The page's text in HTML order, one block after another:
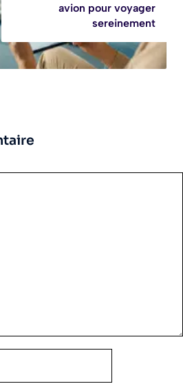
avion pour voyager
sereinement